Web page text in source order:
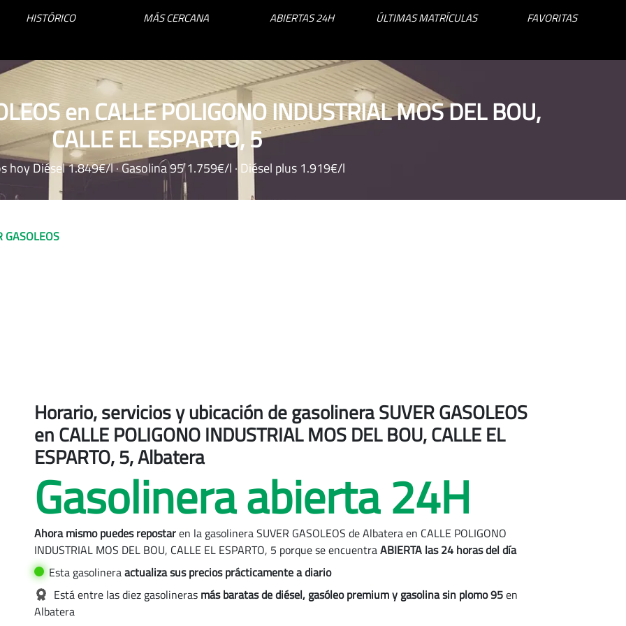
HISTÓRICO MÁS CERCANA ABIERTAS 24H ÚLTIMAS MATRÍCULAS FAVORITAS
en CALLE POLIGONO INDUSTRIAL MOS DEL BOU,
CALLE EL ESPARTO, 5
hoy Diésel 1.849€/l · Gasolina 95 1.759€/l · Diésel plus 1.919€/l
GASOLEOS
Albatera
Albatera
GASOLEOS, Albatera
Horario, servicios y ubicación de gasolinera SUVER GASOLEOS
en CALLE POLIGONO INDUSTRIAL MOS DEL BOU, CALLE EL
ESPARTO, 5, Albatera
Gasolinera abierta 24H
Ahora mismo puedes repostaren la gasolinera SUVER GASOLEOS deAlbateraen CALLE POLIGONO
INDUSTRIAL MOS DEL BOU, CALLE EL ESPARTO, 5 porque se encuentraABIERTA las 24 horas del día
Esta gasolineraactualiza sus preciosprácticamente a diario
Está entre las diez gasolineras más baratas de diésel, gasóleo premium y gasolina sin plomo 95en
Albatera